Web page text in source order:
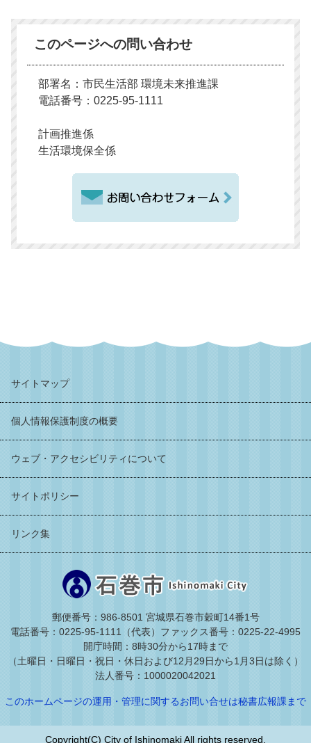
このページへの問い合わせ
部署名：市民生活部 環境未来推進課
電話番号：0225-95-1111
計画推進係
生活環境保全係
サイトマップ
個人情報保護制度の概要
ウェブ・アクセシビリティについて
サイトポリシー
リンク集
郵便番号：986-8501 宮城県石巻市穀町14番1号
電話番号：0225-95-1111（代表） ファックス番号：0225-22-4995
開庁時間：8時30分から17時まで
（土曜日・日曜日・祝日・休日および12月29日から1月3日は除く）
法人番号：1000020042021
このホームページの運用・管理に関するお問い合せは秘書広報課まで
Copyright(C) City of Ishinomaki All rights reserved.